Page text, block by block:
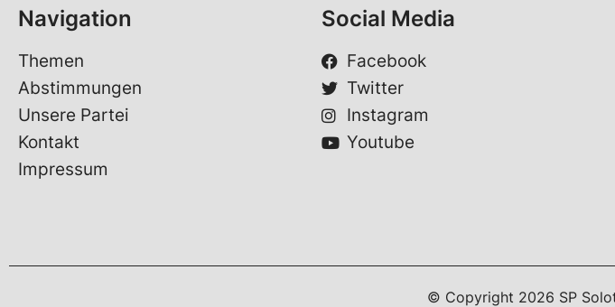
Navigation
Themen
Abstimmungen
Unsere Partei
Kontakt
Impressum
Social Media
Facebook
Twitter
Instagram
Youtube
© Copyright 2026 SP